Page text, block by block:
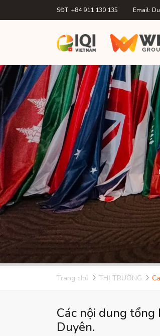
SĐT: +84 911 130 135 Email:
Trang chủ THỊ TRƯỜNG
Các nội dung
Duyên.